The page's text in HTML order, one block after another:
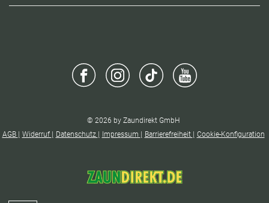
© 2026 by Zaundirekt GmbH
AGB
Widerruf Datenschutz Impressum Barrierefreiheit Cookie-Konfiguration